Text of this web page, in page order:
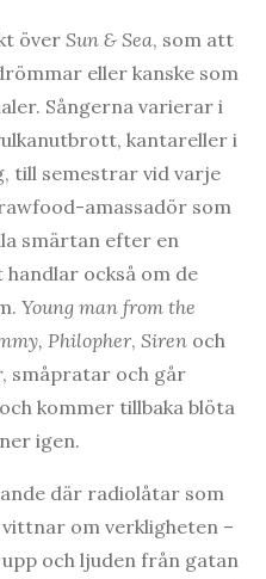
över Sun & Sea, som att
eller kanske som
Sångerna varierar i
kantareller i
till semestrar vid varje
amassadör som
smärtan efter en
också om de
Young man from the
Philopher, Siren och
småpratar och går
kommer tillbaka blöta
igen.
där radiolåtar som
om verkligheten –
och ljuden från gatan